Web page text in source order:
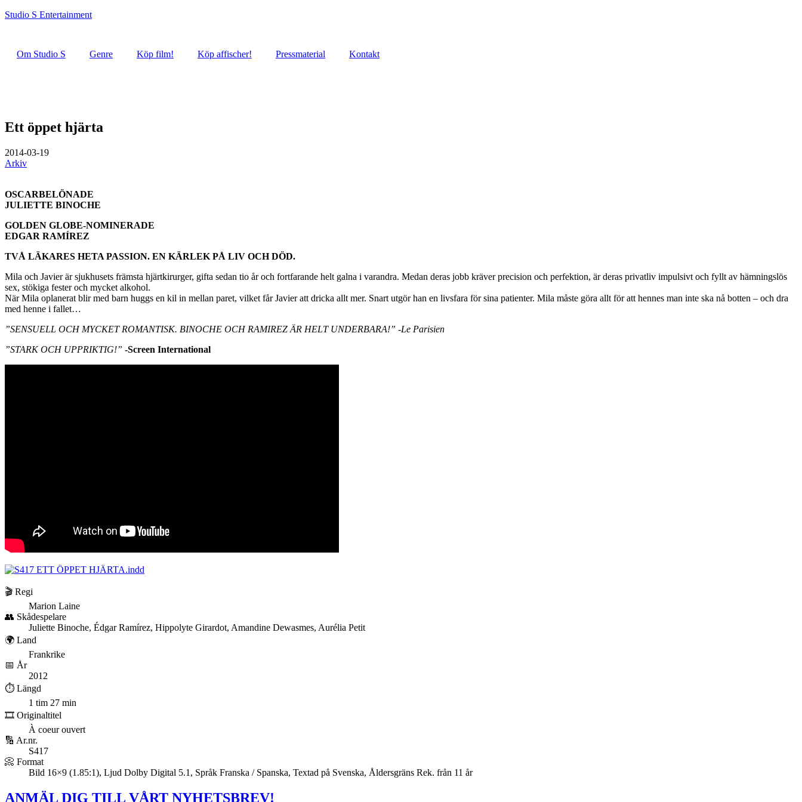
Studio S Entertainment
Om Studio S Genre Köp film! Köp affischer! Pressmaterial Kontakt
Ett öppet hjärta
2014-03-19
Arkiv
OSCARBELÖNADE
JULIETTE BINOCHE
GOLDEN GLOBE-NOMINERADE
EDGAR RAMÍREZ
TVÅ LÄKARES HETA PASSION. EN KÄRLEK PÅ LIV OCH DÖD.
Mila och Javier är sjukhusets främsta hjärtkirurger, gifta sedan tio år och fortfarande helt galna i varandra. Medan deras jobb kräver precision och perfektion, är deras privatliv impulsivt och fyllt av hämningslös
sex, stökiga fester och mycket alkohol.
När Mila oplanerat blir med barn huggs en kil in mellan paret, vilket får Javier att dricka allt mer. Snart utgör han en livsfara för sina patienter. Mila måste göra allt för att hennes man inte ska nå botten – och dra
med henne i fallet…
”SENSUELL OCH MYCKET ROMANTISK. BINOCHE OCH RAMIREZ ÄR HELT UNDERBARA!” -Le Parisien
”STARK OCH UPPRIKTIG!” -Screen International
🎬 Regi
Marion Laine
👥 Skådespelare
Juliette Binoche, Édgar Ramírez, Hippolyte Girardot, Amandine Dewasmes, Aurélia Petit
🌍 Land
Frankrike
📅 År
2012
⏱️ Längd
1 tim 27 min
🎞️ Originaltitel
À coeur ouvert
🔢 Ar.nr.
S417
📀 Format
Bild 16×9 (1.85:1), Ljud Dolby Digital 5.1, Språk Franska / Spanska, Textad på Svenska, Åldersgräns Rek. från 11 år
ANMÄL DIG TILL VÅRT NYHETSBREV!